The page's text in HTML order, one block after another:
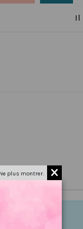
Il
Ne plus montrer.